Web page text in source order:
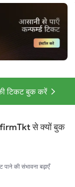
टिकट बुक करें
से क्यों बुक
की संभावना बढ़ाएँ